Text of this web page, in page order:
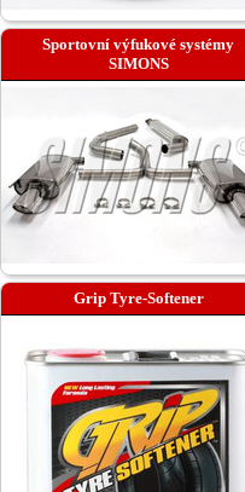
Sportovní výfukové systémy
SIMONS
Grip Tyre-Softener